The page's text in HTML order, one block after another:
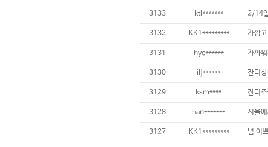
3133 ktl******* 2/14
3132 KK1*********
3131 hye******
3130 ilj******
3129 ksm****
3128 han*******
3127 KK1********* 넘 이